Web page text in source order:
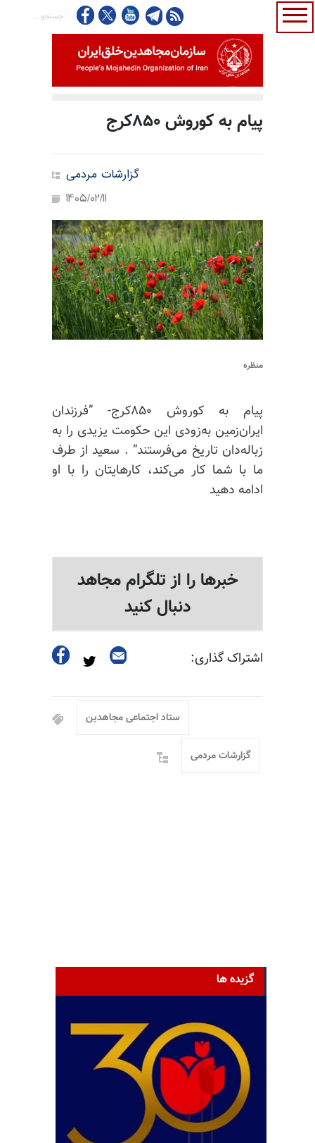
پیام به کوروش ۸۵۰کرج
گزارشات مردمی
1405/02/11
منظره
پیام به کوروش ۸۵۰کرج- ”فرزندان
ایران‌زمین به‌زودی این حکومت یزیدی را به
زباله‌دان تاریخ می‌فرستند“ . سعید از طرف
ما با شما کار می‌کند، کارهایتان را با او
ادامه دهید
خبرها را از تلگرام مجاهد
دنبال کنید
اشتراک گذاری:
ستاد اجتماعی مجاهدین
گزارشات مردمی
گزیده ها